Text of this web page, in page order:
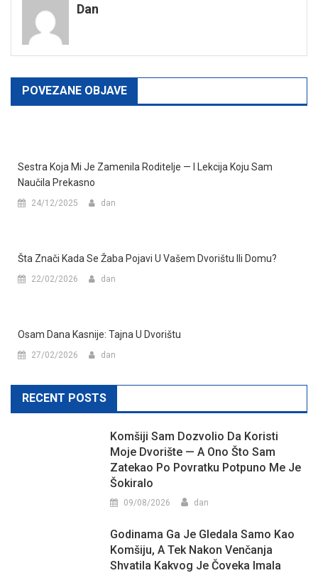
Dan
POVEZANE OBJAVE
Sestra Koja Mi Je Zamenila Roditelje — I Lekcija Koju Sam
Naučila Prekasno
24/12/2025 dan
Šta Znači Kada Se Žaba Pojavi U Vašem Dvorištu Ili Domu?
22/02/2026 dan
Osam Dana Kasnije: Tajna U Dvorištu
27/02/2026 dan
RECENT POSTS
Komšiji Sam Dozvolio Da Koristi
Moje Dvorište — A Ono Što Sam
Zatekao Po Povratku Potpuno Me Je
Šokiralo
09/08/2026 dan
Godinama Ga Je Gledala Samo Kao
Komšiju, A Tek Nakon Venčanja
Shvatila Kakvog Je Čoveka Imala